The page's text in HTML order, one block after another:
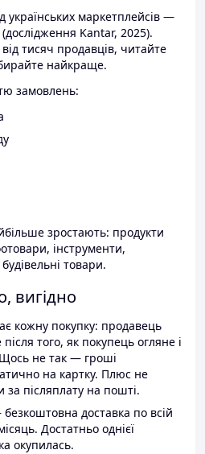
українських маркетплейсів —
Kantar, 2025).
тисяч продавців, читайте
найкраще.
замовлень:
зростають: продукти
інструменти,
товари.
вигідно
кожну покупку: продавець
того, як покупець огляне і
не так — гроші
на картку. Плюс не
післяплату на пошті.
доставка по всій
Достатньо однієї
окупилась.